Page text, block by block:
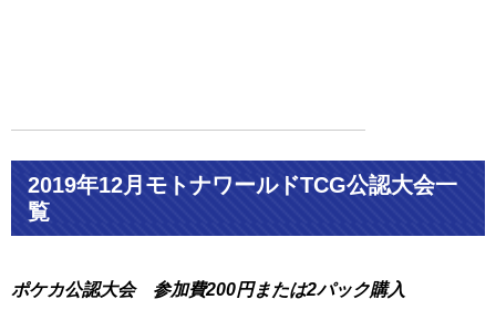
2019年12月モトナワールドTCG公認大会一
覧
ポケカ公認大会 参加費200円または2パック購入